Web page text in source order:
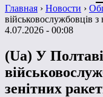
Главная › Новости ›
військовослужбовців
4.07.2026 - 00:08
(Ua) У
зенітних